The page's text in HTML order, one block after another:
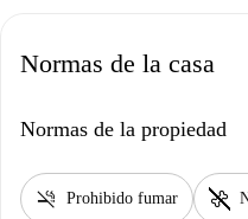
Normas de la casa
Normas de la propiedad
smoke_free Prohibido fumar pet_supplies